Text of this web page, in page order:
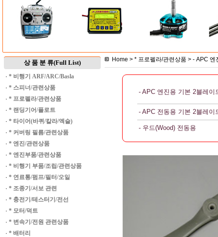
상 품 분 류(Full List)
· * 비행기 ARF/ARC/Basla
· * 스피너/관련상품
· * 프로펠라/관련상품
· * 랜딩기어/플로트
· * 타이어(바퀴/칼라/엑슬)
· * 커버링 필름/관련상품
· * 엔진/관련상품
· * 엔진부품/관련상품
· * 비행기 부품/조립/관련상품
· * 연료통/펌프/필터/오일
· * 조종기/서보 관련
· * 충전기/테스터기/전선
· * 모터/덕트
· * 변속기/전원 관련상품
· * 배터리
Home > * 프로펠라/관련상품 > - APC 엔
- APC 엔진용 기본 2블레이
- APC 전동용 기본 2블레이
- 우드(Wood) 전동용